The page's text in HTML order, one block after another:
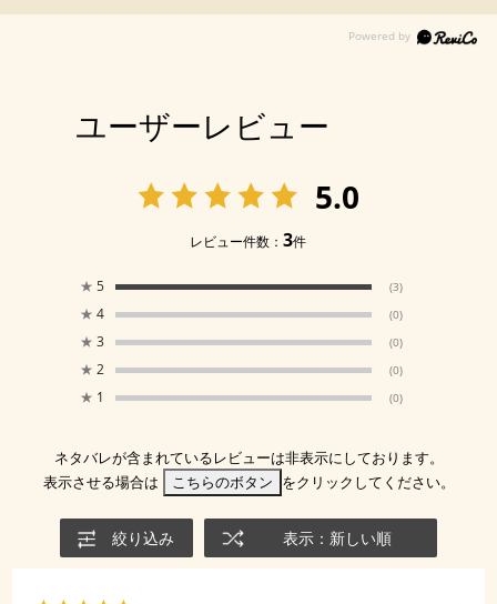
ユーザーレビュー
5.0
レビュー件数：3件
★ 5 (3)
★ 4 (0)
★ 3 (0)
★ 2 (0)
★ 1 (0)
ネタバレが含まれているレビューは非表示にしております。
表示させる場合は
こちらのボタン をクリックしてください。
絞り込み 表示：新しい順